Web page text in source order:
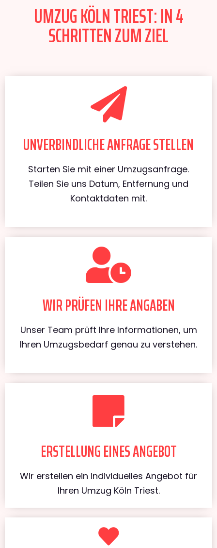
UMZUG KÖLN TRIEST: IN 4
SCHRITTEN ZUM ZIEL
UNVERBINDLICHE ANFRAGE STELLEN
Starten Sie mit einer Umzugsanfrage.
Teilen Sie uns Datum, Entfernung und
Kontaktdaten mit.
WIR PRÜFEN IHRE ANGABEN
Unser Team prüft Ihre Informationen, um
Ihren Umzugsbedarf genau zu verstehen.
ERSTELLUNG EINES ANGEBOT
Wir erstellen ein individuelles Angebot für
Ihren Umzug Köln Triest.